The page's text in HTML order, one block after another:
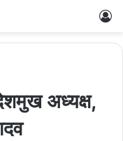
अध्यक्ष,